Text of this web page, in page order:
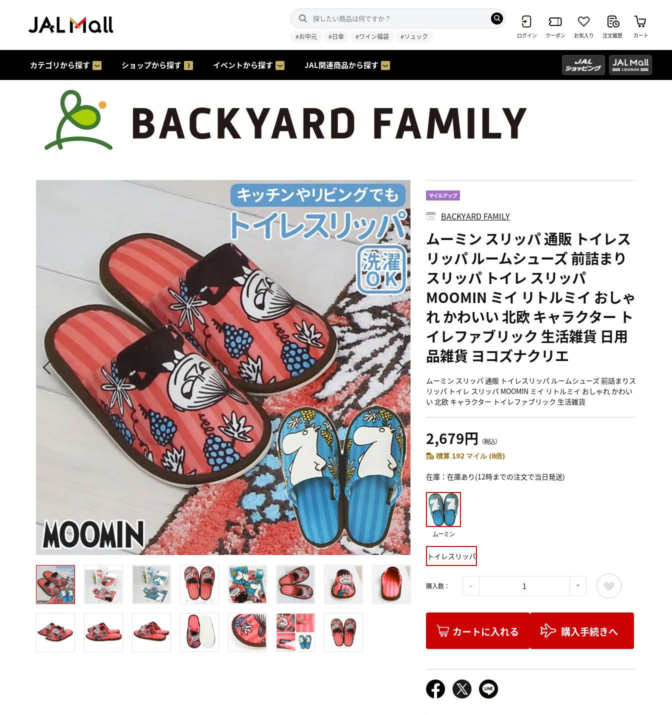
#お中元 #日傘 #ワイン福袋 #リュック ログイン クーポン お気入り 注文履歴 カート
カテゴリから探す ショップから探す イベントから探す JAL関連商品から探す
BACKYARD FAMILY
ムーミン スリッパ 通販 トイレス
リッパ ルームシューズ 前詰まり
スリッパ トイレ スリッパ
MOOMIN ミイ リトルミイ おしゃ
れ かわいい 北欧 キャラクター ト
イレファブリック 生活雑貨 日用
品雑貨 ヨコズナクリエ
ムーミン スリッパ 通販 トイレスリッパ ルームシューズ 前詰まりス
リッパ トイレ スリッパ MOOMIN ミイ リトルミイ おしゃれ かわい
い 北欧 キャラクター トイレファブリック 生活雑貨
2,679円 （税込）
積算 192 マイル (8倍)
在庫 在庫あり(12時までの注文で当日発送)
ムーミン
トイレスリッパ
購入数：
カートに入れる 購入手続きへ